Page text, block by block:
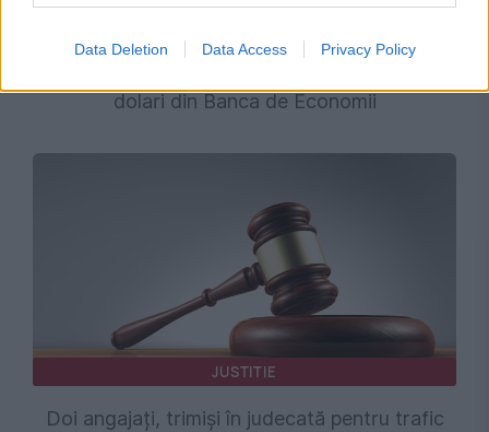
Data Deletion Data Access Privacy Policy
dosarul privind dispariția a 100 de milioane de
dolari din Banca de Economii
JUSTITIE
Doi angajați, trimiși în judecată pentru trafic